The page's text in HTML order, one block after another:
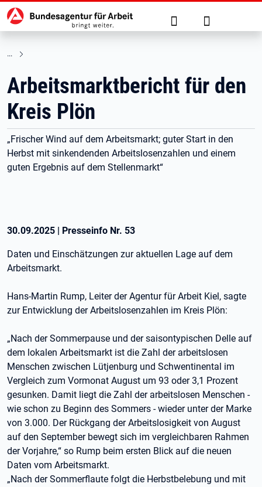
zu den Hauptinhalten springen
Hauptnavigation Suche Anmelden
Arbeitsmarktbericht für den
Kreis Plön
„Frischer Wind auf dem Arbeitsmarkt; guter Start in den
Herbst mit sinkendenden Arbeitslosenzahlen und einem
guten Ergebnis auf dem Stellenmarkt“
30.09.2025 | Presseinfo Nr. 53
Daten und Einschätzungen zur aktuellen Lage auf dem
Arbeitsmarkt.
Hans-Martin Rump, Leiter der Agentur für Arbeit Kiel, sagte
zur Entwicklung der Arbeitslosenzahlen im Kreis Plön:
„Nach der Sommerpause und der saisontypischen Delle auf
dem lokalen Arbeitsmarkt ist die Zahl der arbeitslosen
Menschen zwischen Lütjenburg und Schwentinental im
Vergleich zum Vormonat August um 93 oder 3,1 Prozent
gesunken. Damit liegt die Zahl der arbeitslosen Menschen -
wie schon zu Beginn des Sommers - wieder unter der Marke
von 3.000. Der Rückgang der Arbeitslosigkeit von August
auf den September bewegt sich im vergleichbaren Rahmen
der Vorjahre,“ so Rump beim ersten Blick auf die neuen
Daten vom Arbeitsmarkt.
„Nach der Sommerflaute folgt die Herbstbelebung und mit